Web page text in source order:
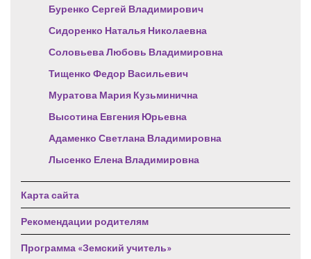
Буренко Сергей Владимирович
Сидоренко Наталья Николаевна
Соловьева Любовь Владимировна
Тищенко Федор Васильевич
Муратова Мария Кузьминична
Высотина Евгения Юрьевна
Адаменко Светлана Владимировна
Лысенко Елена Владимировна
Карта сайта
Рекомендации родителям
Программа «Земский учитель»